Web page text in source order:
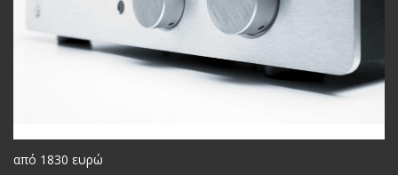
από 1830 ευρώ